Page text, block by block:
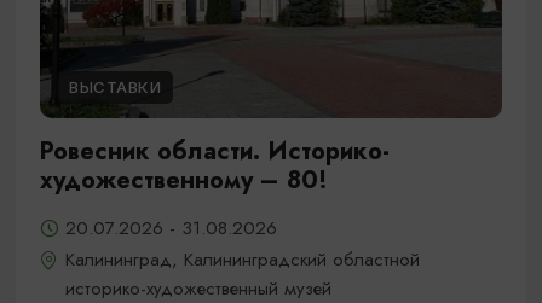
ВЫСТАВКИ
Ровесник области. Историко-
художественному – 80!
20.07.2026 - 31.08.2026
Калининград, Калининградский областной
историко-художественный музей